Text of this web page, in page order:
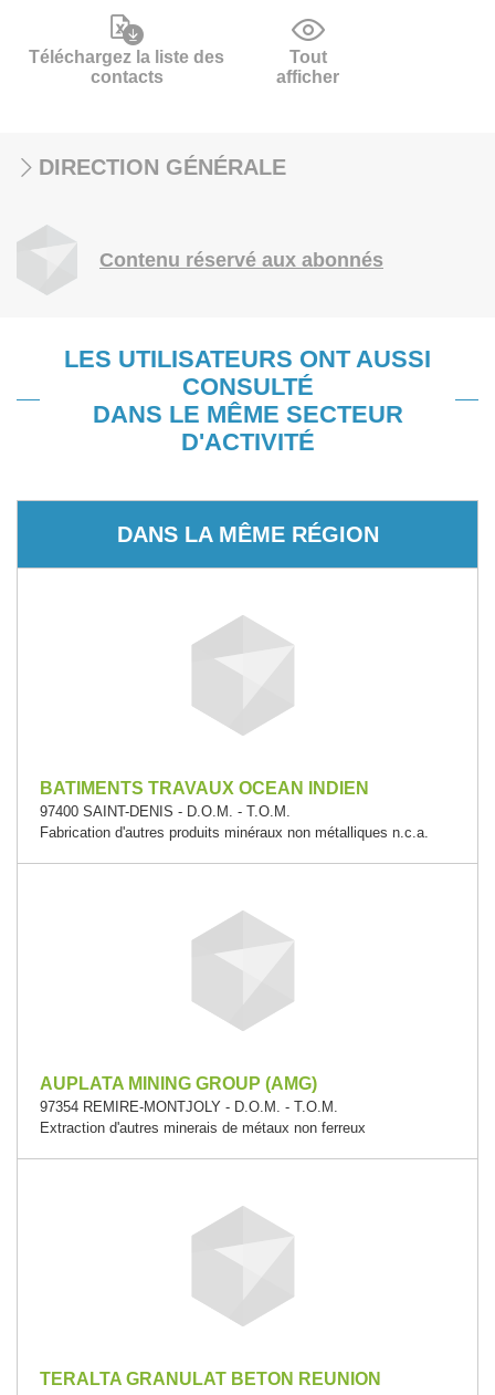
Téléchargez la liste des
contacts
Tout
afficher
DIRECTION GÉNÉRALE
Contenu réservé aux abonnés
LES UTILISATEURS ONT AUSSI
CONSULTÉ
DANS LE MÊME SECTEUR
D'ACTIVITÉ
DANS LA MÊME RÉGION
BATIMENTS TRAVAUX OCEAN INDIEN
97400 SAINT-DENIS - D.O.M. - T.O.M.
Fabrication d'autres produits minéraux non métalliques n.c.a.
AUPLATA MINING GROUP (AMG)
97354 REMIRE-MONTJOLY - D.O.M. - T.O.M.
Extraction d'autres minerais de métaux non ferreux
TERALTA GRANULAT BETON REUNION